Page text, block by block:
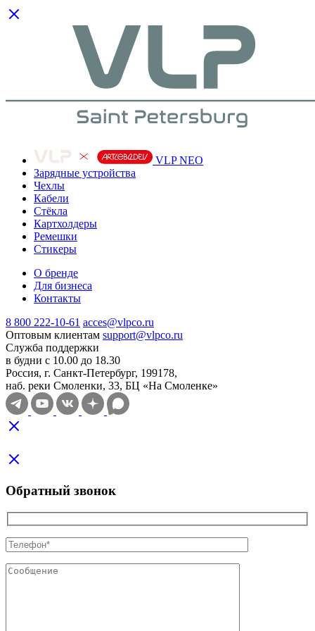
VLP NEO
Зарядные устройства
Чехлы
Кабели
Cтёкла
Картхолдеры
Ремешки
Стикеры
О бренде
Для бизнеса
Контакты
8 800 222-10-61 acces@vlpco.ru
Оптовым клиентам support@vlpco.ru
Служба поддержки
в будни с 10.00 до 18.30
Россия, г. Санкт-Петербург, 199178,
наб. реки Смоленки, 33, БЦ «На Смоленке»
Обратный звонок